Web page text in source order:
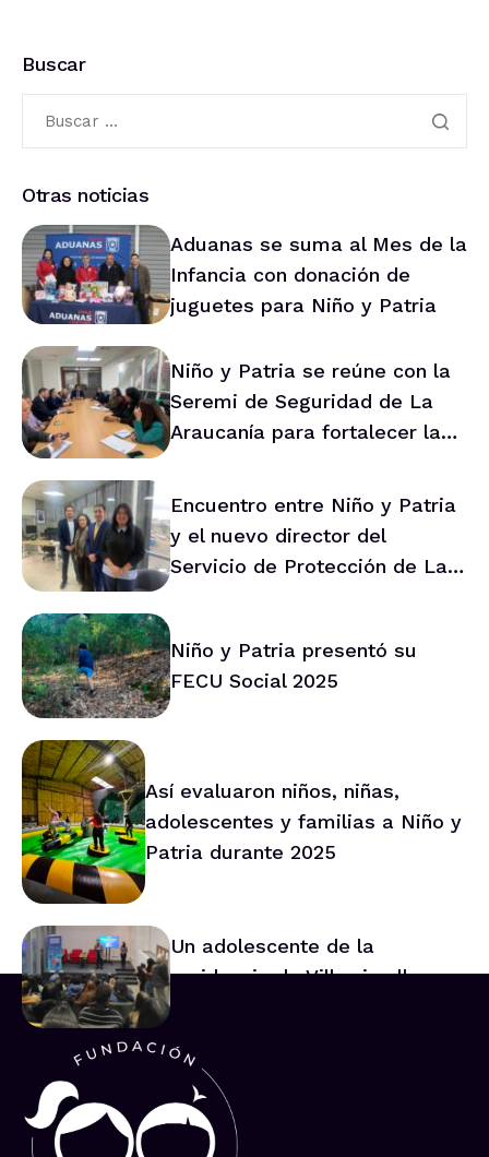
Buscar
Otras noticias
Aduanas se suma al Mes de la
Infancia con donación de
juguetes para Niño y Patria
Niño y Patria se reúne con la
Seremi de Seguridad de La
Araucanía para fortalecer la
Encuentro entre Niño y Patria
y el nuevo director del
Servicio de Protección de La
Niño y Patria presentó su
FECU Social 2025
Así evaluaron niños, niñas,
adolescentes y familias a Niño y
Patria durante 2025
Un adolescente de la
residencia de Villarrica lleva